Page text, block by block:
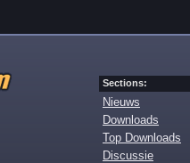
Sections:
Nieuws
Downloads
Top Downloads
Discussie